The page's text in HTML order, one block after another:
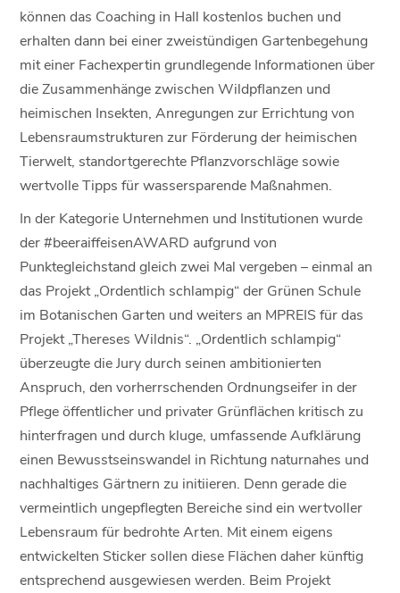
können das Coaching in Hall kostenlos buchen und
erhalten dann bei einer zweistündigen Gartenbegehung
mit einer Fachexpertin grundlegende Informationen über
die Zusammenhänge zwischen Wildpflanzen und
heimischen Insekten, Anregungen zur Errichtung von
Lebensraumstrukturen zur Förderung der heimischen
Tierwelt, standortgerechte Pflanzvorschläge sowie
wertvolle Tipps für wassersparende Maßnahmen.
In der Kategorie Unternehmen und Institutionen wurde
der #beeraiffeisenAWARD aufgrund von
Punktegleichstand gleich zwei Mal vergeben – einmal an
das Projekt „Ordentlich schlampig“ der Grünen Schule
im Botanischen Garten und weiters an MPREIS für das
Projekt „Thereses Wildnis“. „Ordentlich schlampig“
überzeugte die Jury durch seinen ambitionierten
Anspruch, den vorherrschenden Ordnungseifer in der
Pflege öffentlicher und privater Grünflächen kritisch zu
hinterfragen und durch kluge, umfassende Aufklärung
einen Bewusstseinswandel in Richtung naturnahes und
nachhaltiges Gärtnern zu initiieren. Denn gerade die
vermeintlich ungepflegten Bereiche sind ein wertvoller
Lebensraum für bedrohte Arten. Mit einem eigens
entwickelten Sticker sollen diese Flächen daher künftig
entsprechend ausgewiesen werden. Beim Projekt